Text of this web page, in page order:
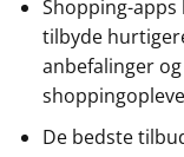
Shopping-
tilbyde
anbefalinger
De bedste